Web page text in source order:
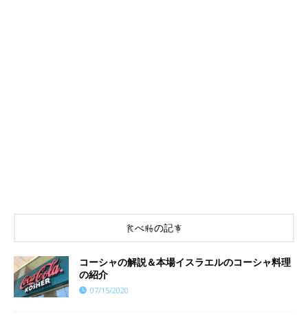
食べ物の記事
コーシャの解説＆本場イスラエルのコーシャ料理
の紹介
07/15/2020